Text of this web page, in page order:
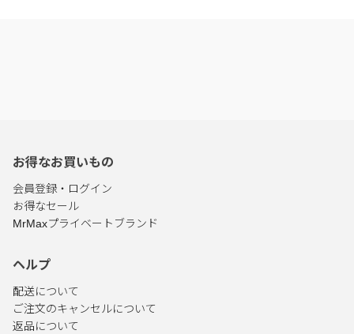
お得なお買いもの
会員登録・ログイン
お得なセール
MrMaxプライベートブランド
ヘルプ
配送について
ご注文のキャンセルについて
返品について